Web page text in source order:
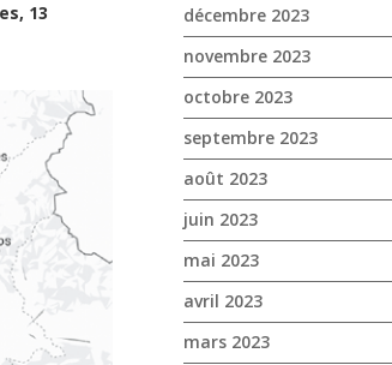
13
décembre 2023
novembre 2023
octobre 2023
septembre 2023
août 2023
juin 2023
mai 2023
avril 2023
mars 2023